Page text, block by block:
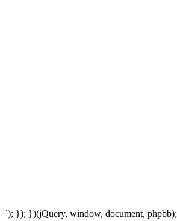
`); }); })(jQuery, window, document, phpbb);